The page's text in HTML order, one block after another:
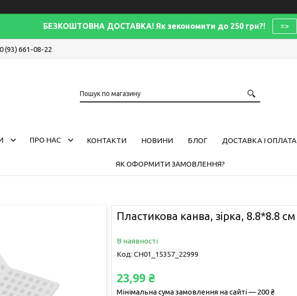
БЕЗКОШТОВНА ДОСТАВКА! Як зекономити до 250 грн?! =>
(93) 661-08-22
ПРО НАС КОНТАКТИ НОВИНИ БЛОГ ДОСТАВКА І ОПЛАТА
ЯК ОФОРМИТИ ЗАМОВЛЕННЯ?
Пластикова канва, зірка, 8.8*8.8 см
В наявності
Код: CH01_15357_22999
23,99 ₴
Мінімальна сума замовлення на сайті — 200 ₴